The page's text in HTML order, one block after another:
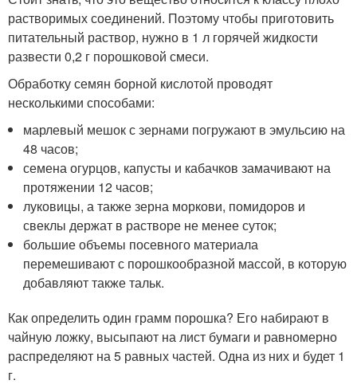
растворимых соединений. Поэтому чтобы приготовить
питательный раствор, нужно в 1 л горячей жидкости
развести 0,2 г порошковой смеси.
Обработку семян борной кислотой проводят
несколькими способами:
марлевый мешок с зернами погружают в эмульсию на
48 часов;
семена огурцов, капусты и кабачков замачивают на
протяжении 12 часов;
луковицы, а также зерна моркови, помидоров и
свеклы держат в растворе не менее суток;
большие объемы посевного материала
перемешивают с порошкообразной массой, в которую
добавляют также тальк.
Как определить один грамм порошка? Его набирают в
чайную ложку, высыпают на лист бумаги и равномерно
распределяют на 5 равных частей. Одна из них и будет 1
г.